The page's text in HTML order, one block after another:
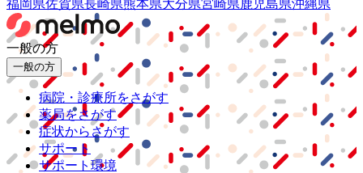
福岡県佐賀県長崎県熊本県大分県宮崎県鹿児島県沖縄県
一般の方
一般の方
病院・診療所をさがす
薬局をさがす
症状からさがす
サポート
サポート環境